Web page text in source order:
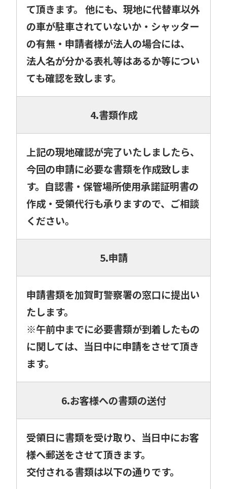
て頂きます。 他にも、現地に代替車以外
の車が駐車されていないか・シャッター
の有無・申請者様が法人の場合には、
法人名が分かる表札等はあるか等につい
ても確認を致します。
4.書類作成
上記の現地確認が完了いたしましたら、
今回の申請に必要な書類を作成致しま
す。自認書・保管場所使用承諾証明書の
作成・受領代行も承りますので、ご相談
ください。
5.申請
申請書類を加賀町警察署の窓口に提出い
たします。
※午前中までに必要書類が到着したもの
に関しては、当日中に申請をさせて頂き
ます。
6.お客様への書類の送付
受領日に書類を受け取り、当日中にお客
様へ郵送をさせて頂きます。
交付される書類は以下の通りです。